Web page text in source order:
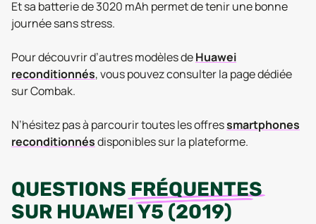
Et sa batterie de 3020 mAh permet de tenir une bonne
journée sans stress.
Pour découvrir d’autres modèles deHuawei
reconditionnés, vous pouvez consulter la page dédiée
sur Combak.
N’hésitez pas à parcourir toutes les offressmartphones
reconditionnésdisponibles sur la plateforme.
QUESTIONS FRÉQUENTES
SUR HUAWEI Y5 (2019)